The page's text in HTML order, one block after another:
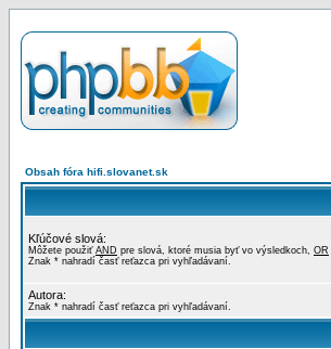
Obsah fóra hifi.slovanet.sk
Kľúčové slová:
Môžete použiť AND pre slová, ktoré musia byť vo výsledkoch, OR
Znak * nahradí časť reťazca pri vyhľadávaní.
Autora:
Znak * nahradí časť reťazca pri vyhľadávaní.